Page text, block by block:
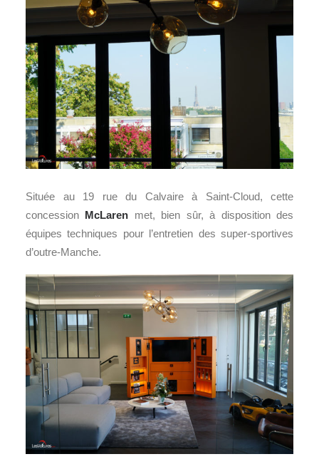
Située au 19 rue du Calvaire à Saint-Cloud, cette
concession McLaren met, bien sûr, à disposition des
équipes techniques pour l’entretien des super-sportives
d’outre-Manche.